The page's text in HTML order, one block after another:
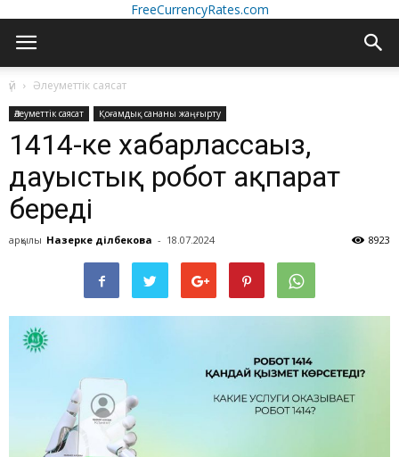
FreeCurrencyRates.com
үй Әлеуметтік саясат
Әлеуметтік саясат Қоғамдық сананы жаңғырту
1414-ке хабарлассаңыз,
дауыстық робот ақпарат
береді
арқылы Назерке Әділбекова - 18.07.2024 8923